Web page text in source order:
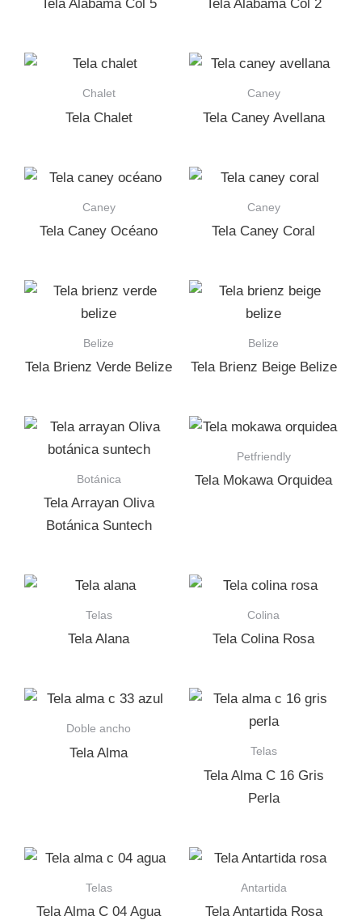
Tela Alabama Col 5 Tela Alabama Col 2
Chalet
Tela Chalet
Caney
Tela Caney Avellana
Caney
Tela Caney Océano
Caney
Tela Caney Coral
Belize
Tela Brienz Verde Belize
Belize
Tela Brienz Beige Belize
Botánica
Tela Arrayan Oliva
Botánica Suntech
Petfriendly
Tela Mokawa Orquidea
Telas
Tela Alana
Colina
Tela Colina Rosa
Doble ancho
Tela Alma Telas
Tela Alma C 16 Gris
Perla
Telas
Tela Alma C 04 Agua
Antartida
Tela Antartida Rosa